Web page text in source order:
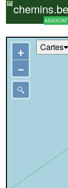
chemins.be
+
−
Cartes